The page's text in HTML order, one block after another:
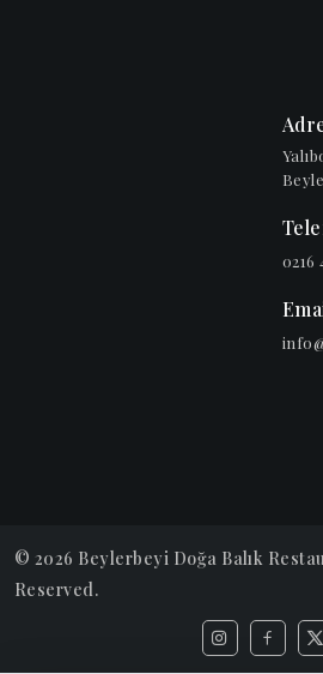
0216
© 2026 Beylerbeyi Doğa Balık
Reserved.